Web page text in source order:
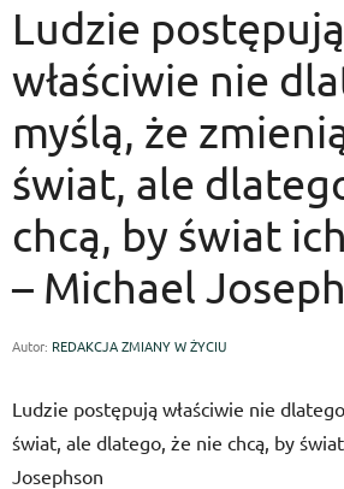
Ludzie postępują
właściwie nie
myślą, że
świat, ale
chcą, by świat
– Michael
Autor: REDAKCJA ZMIANY W ŻYCIU
Ludzie postępują właściwie nie
świat, ale dlatego, że nie chcą, by
Josephson